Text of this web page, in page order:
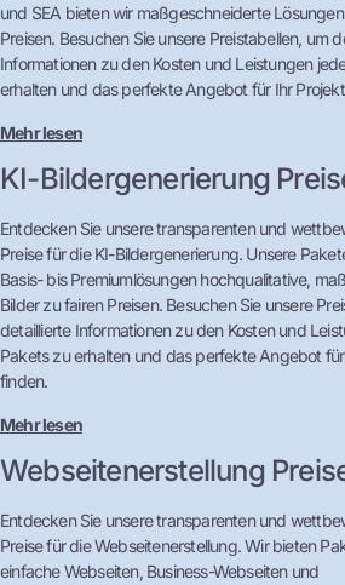
und SEA bieten wir maßgeschneiderte
Preisen. Besuchen Sie unsere Preistabellen, um
Informationen zu den Kosten und Leistungen
erhalten und das perfekte Angebot für Ihr
Mehr lesen
KI-Bildergenerierung
Entdecken Sie unsere transparenten und
Preise für die KI-Bildergenerierung. Unsere
Basis- bis Premiumlösungen hochqualitative,
Bilder zu fairen Preisen. Besuchen Sie unsere
detaillierte Informationen zu den Kosten und
Pakets zu erhalten und das perfekte Angebot
finden.
Mehr lesen
Webseitenerstellung
Entdecken Sie unsere transparenten und
Preise für die Webseitenerstellung. Wir bieten
einfache Webseiten, Business-Webseiten und